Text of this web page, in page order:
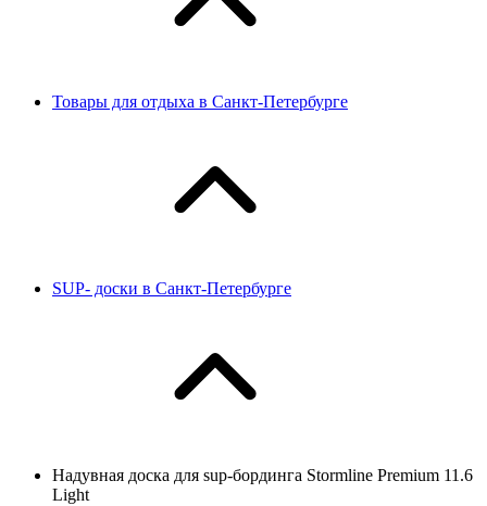
Товары для отдыха в Санкт-Петербурге
SUP- доски в Санкт-Петербурге
Надувная доска для sup-бординга Stormline Premium 11.6
Light